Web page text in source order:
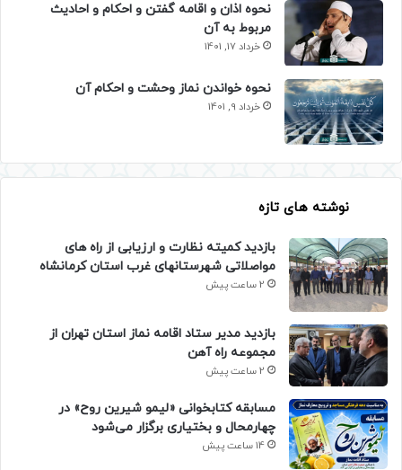
نحوه اذان و اقامه گفتن و احکام و احادیث
مربوط به آن
خرداد 17, 1401
نحوه خواندن نماز وحشت و احکام آن
خرداد 9, 1401
نوشته های تازه
بازدید کمیته نظارت و ارزیابی از راه های
مواصلاتی شهرستانهای غرب استان کرمانشاه
2 ساعت پیش
بازدید مدیر ستاد اقامه نماز استان تهران از
مجموعه راه آهن
2 ساعت پیش
مسابقه کتابخوانی «لیمو شیرین روح» در
چهارمحال و بختیاری برگزار می‌شود
14 ساعت پیش